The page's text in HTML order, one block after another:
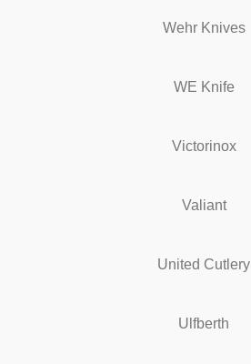
Wehr Knives
WE Knife
Victorinox
Valiant
United Cutlery
Ulfberth